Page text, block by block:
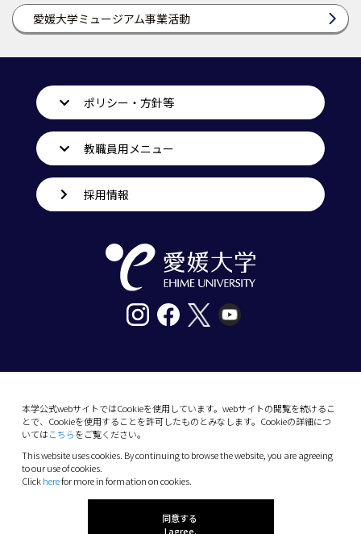
愛媛大学ミュージアム事業活動
本学公式webサイトではCookieを使用しています。webサイトの閲覧を続けるこ
とで、Cookieを使用することを許可したものとみなします。Cookieの詳細につ
いてはこちらをご覧ください。
This website uses cookies. By continuing to browse the website, you are agreeing
to our use of cookies.
Clickherefor more in formation on cookies.
同意する
I agree.
ポリシー・方針等
教職員用メニュー
採用情報
10-13 Dogo-Himata, Matsuyama, Ehime 790-
Phone: +81 89-927-9000
(C) 2026 Ehime University.